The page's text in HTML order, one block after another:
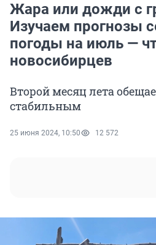
Жара или дожди с
Изучаем прогнозы
погоды на июль —
новосибирцев
Второй месяц лета
стабильным
25 июня 2024, 10:50 12 572